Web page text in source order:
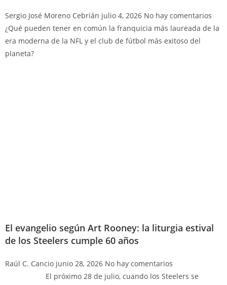
Sergio José Moreno Cebrián julio 4, 2026 No hay comentarios
¿Qué pueden tener en común la franquicia más laureada de la
era moderna de la NFL y el club de fútbol más exitoso del
planeta?
El evangelio según Art Rooney: la liturgia estival
de los Steelers cumple 60 años
Raúl C. Cancio junio 28, 2026 No hay comentarios
El próximo 28 de julio, cuando los Steelers se